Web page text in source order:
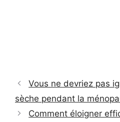
Vous ne devriez pas
sèche pendant la
Comment éloigner